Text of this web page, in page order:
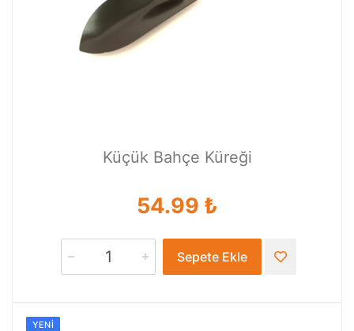
Küçük Bahçe Küreği
54.99 ₺
Sepete Ekle
YENI